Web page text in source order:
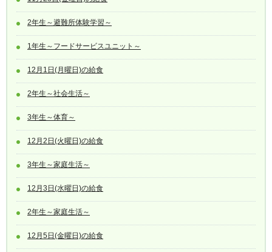
2年生～避難所体験学習～
1年生～フードサービスユニット～
12月1日(月曜日)の給食
2年生～社会生活～
3年生～体育～
12月2日(火曜日)の給食
3年生～家庭生活～
12月3日(水曜日)の給食
2年生～家庭生活～
12月5日(金曜日)の給食